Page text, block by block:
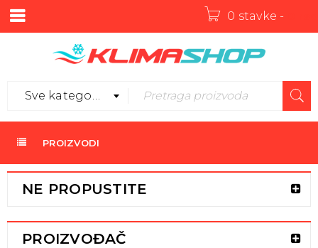
0 stavke -
Sve kategorije
PROIZVODI
NE PROPUSTITE
PROIZVOĐAČ